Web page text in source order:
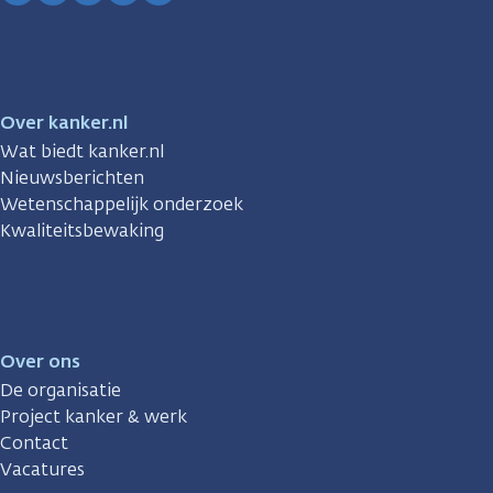
Over kanker.nl
Wat biedt kanker.nl
Nieuwsberichten
Wetenschappelijk onderzoek
Kwaliteitsbewaking
Over ons
De organisatie
Project kanker & werk
Contact
Vacatures